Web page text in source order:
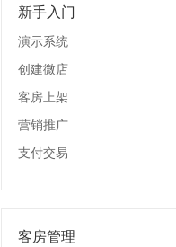
新手入门
演示系统
创建微店
客房上架
营销推广
支付交易
客房管理